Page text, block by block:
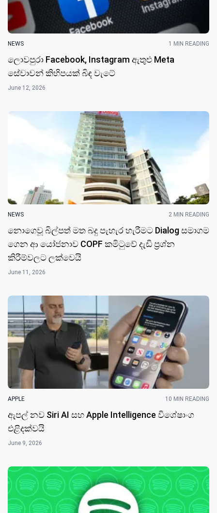
NEWS 1 MIN READING
ලොවපුරා Facebook, Instagram ඇතුළු Meta
සේවාවන් කිහිපයක් බිඳ වැටේ
June 12, 2026
NEWS 2 MIN READING
නොගෙවූ බිල්පත් මත බදු පැහැර හැරීමට Dialog සමාගම
ගෙන ආ යෝජනාව COPF කමිටුවේ දැඩි ප්‍රශ්න
කිරීම්වලට ලක්වෙයි
June 11, 2026
APPLE 10 MIN READING
ඇපල් නව Siri AI සහ Apple Intelligence විශේෂාංග
එළිදක්වයි
June 9, 2026